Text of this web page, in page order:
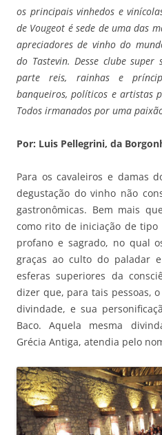
os principais vinhedos e
de Vougeot é sede de uma das
apreciadores de vinho do
do Tastevin. Desse clube
parte reis, rainhas e
banqueiros, políticos e artistas
Todos irmanados por uma
Por: Luis Pellegrini, da
Para os cavaleiros e damas
degustação do vinho não
gastronômicas. Bem mais
como rito de iniciação de tipo
profano e sagrado, no qual
graças ao culto do paladar
esferas superiores da
dizer que, para tais pessoas,
divindade, e sua
Baco. Aquela mesma
Grécia Antiga, atendia pelo